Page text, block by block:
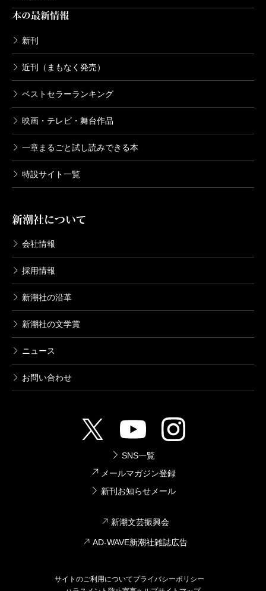
本の最新情報
新刊
近刊（まもなく発売）
ベストセラーランキング
映画・テレビ・舞台作品
一章まるごと試し読みできる本
特設サイト一覧
新潮社について
会社情報
採用情報
新潮社の沿革
新潮社の文学賞
ニュース
お問い合わせ
SNS一覧
メールマガジン登録
新刊お知らせメール
新潮文芸振興会
AD-WAVE新潮社雑誌広告
サイトのご利用についてプライバシーポリシー